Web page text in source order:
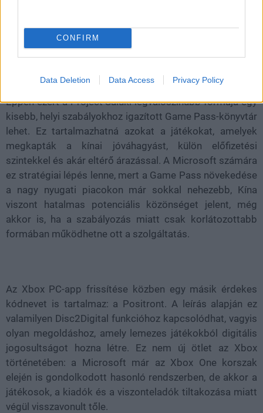
CONFIRM
Data Deletion Data Access Privacy Policy
Xbox Store kínálata jóval szűkebb, mint a nyugati
piacokon, és ugyanez a probléma a Game Pass
átemelni a teljes globális katalógust.
Éppen ezért a Project Saluki legvalószínűbb formája egy
kisebb, helyi szabályokhoz igazított Game Pass-könyvtár
lehet. Ez tartalmazhatná azokat a játékokat, amelyek
megkapták a kínai jóváhagyást, külön előfizetési
szintekkel és akár eltérő árazással. A Microsoft számára
ez stratégiai lépés lenne, mert a Game Pass növekedése
a nagy nyugati piacokon már sokkal nehezebb, Kína
viszont hatalmas potenciális közönséget jelent, még
akkor is, ha a szabályozás miatt csak korlátozottabb
formában működhetne ott a szolgáltatás.
Az Xbox PC-app frissítése közben egy másik érdekes
kódnevet is tartalmaz: a Positront. A leírás alapján ez
valamilyen Disc2Digital funkcióhoz kapcsolódhat, vagyis
olyan megoldáshoz, amely lemezes játékokból digitális
jogosultságot hozna létre. Ez nem új ötlet az Xbox
történetében: a Microsoft már az Xbox One korszak
elején is gondolkodott hasonló rendszerben, de akkor a
játékosok, a kiadók és a viszonteladók tiltakozása miatt
végül visszavonult tőle.